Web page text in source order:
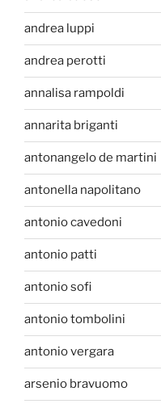
andrea luppi
andrea perotti
annalisa rampoldi
annarita briganti
antonangelo de martini
antonella napolitano
antonio cavedoni
antonio patti
antonio sofi
antonio tombolini
antonio vergara
arsenio bravuomo